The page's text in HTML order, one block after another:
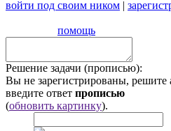
войти под своим ником |
помощь
Решение задачи (прописью):
Вы не зарегистрированы, решите
введите ответ прописью
(обновить картинку).